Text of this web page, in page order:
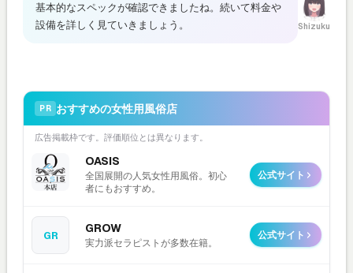
Shizuku
基本的なスペックが確認できましたね。続いて料金や
設備を詳しく見ていきましょう。
PR おすすめの女性用風俗店
広告掲載枠です。評価順位とは異なります。
OASIS
全国展開の人気女性用風俗。初心
者にもおすすめ。
公式サイト
GR GROW
実力派セラピストが多数在籍。
公式サイト